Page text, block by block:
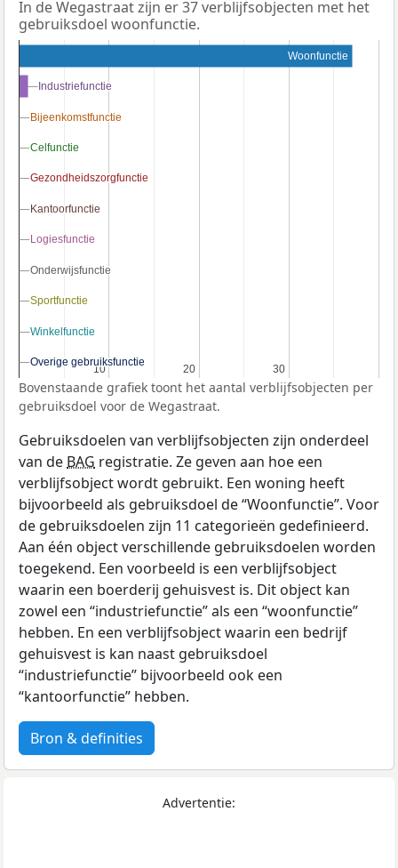
In de Wegastraat zijn er 37 verblijfsobjecten met het
gebruiksdoel woonfunctie.
10
10 20
20 30
30
Woonfunctie
Industriefunctie
Industriefunctie
Bijeenkomstfunctie
Bijeenkomstfunctie
Celfunctie
Celfunctie
Gezondheidszorgfunctie
Gezondheidszorgfunctie
Kantoorfunctie
Kantoorfunctie
Logiesfunctie
Logiesfunctie
Onderwijsfunctie
Onderwijsfunctie
Sportfunctie
Sportfunctie
Winkelfunctie
Winkelfunctie
Overige gebruiksfunctie
Overige gebruiksfunctie
Bovenstaande grafiek toont het aantal verblijfsobjecten per
gebruiksdoel voor de Wegastraat.
Gebruiksdoelen van verblijfsobjecten zijn onderdeel
van de BAG registratie. Ze geven aan hoe een
verblijfsobject wordt gebruikt. Een woning heeft
bijvoorbeeld als gebruiksdoel de “Woonfunctie”. Voor
de gebruiksdoelen zijn 11 categorieën gedefinieerd.
Aan één object verschillende gebruiksdoelen worden
toegekend. Een voorbeeld is een verblijfsobject
waarin een boerderij gehuisvest is. Dit object kan
zowel een “industriefunctie” als een “woonfunctie”
hebben. En een verblijfsobject waarin een bedrijf
gehuisvest is kan naast gebruiksdoel
“industriefunctie” bijvoorbeeld ook een
“kantoorfunctie” hebben.
Bron & definities
Advertentie: